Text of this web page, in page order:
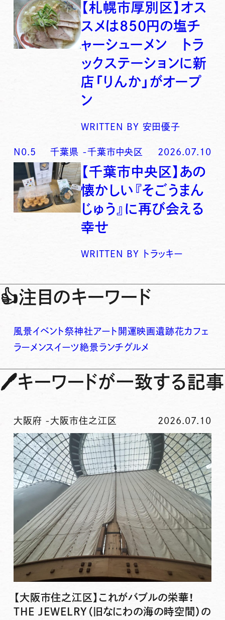
【札幌市厚別区】オス
スメは850円の塩チ
ャーシューメン トラ
ックステーションに新
店「りんか」がオープ
ン
WRITTEN BY 安田優子
N0. 5 千葉県 -千葉市中央区 2026.07.10
【千葉市中央区】あの
懐かしい『そごうまん
じゅう』に再び会える
幸せ
WRITTEN BY トラッキー
👍注目のキーワード
風景イベント祭神社アート 開運映画遺跡花カフェ
ラーメンスイーツ絶景ランチグルメ
🖊キーワードが一致する記事
大阪府 -大阪市住之江区 2026.07.10
【大阪市住之江区】これがバブルの栄華！
THE JEWELRY（旧なにわの海の時空間）の